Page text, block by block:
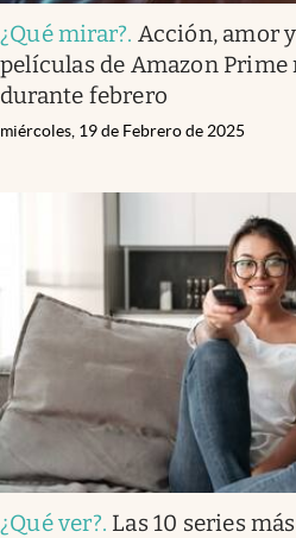
¿Qué mirar?. Acción, amor
películas de Amazon Prime
durante febrero
miércoles, 19 de Febrero de 2025
¿Qué ver?. Las 10 series